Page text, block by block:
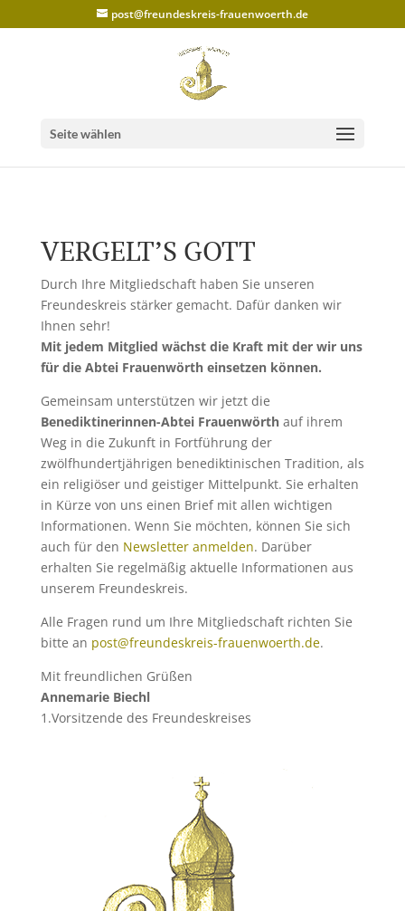
post@freundeskreis-frauenwoerth.de
Seite wählen
VERGELT’S GOTT
Durch Ihre Mitgliedschaft haben Sie unseren
Freundeskreis stärker gemacht. Dafür danken wir
Ihnen sehr!
Mit jedem Mitglied wächst die Kraft mit der wir uns
für die Abtei Frauenwörth einsetzen können.
Gemeinsam unterstützen wir jetzt die
Benediktinerinnen-Abtei Frauenwörthauf ihrem
Weg in die Zukunft in Fortführung der
zwölfhundertjährigen benediktinischen Tradition, als
ein religiöser und geistiger Mittelpunkt. Sie erhalten
in Kürze von uns einen Brief mit allen wichtigen
Informationen. Wenn Sie möchten, können Sie sich
auch für den Newsletter anmelden. Darüber
erhalten Sie regelmäßig aktuelle Informationen aus
unserem Freundeskreis.
Alle Fragen rund um Ihre Mitgliedschaft richten Sie
bitte an post@freundeskreis-frauenwoerth.de.
Mit freundlichen Grüßen
Annemarie Biechl
1.Vorsitzende des Freundeskreises